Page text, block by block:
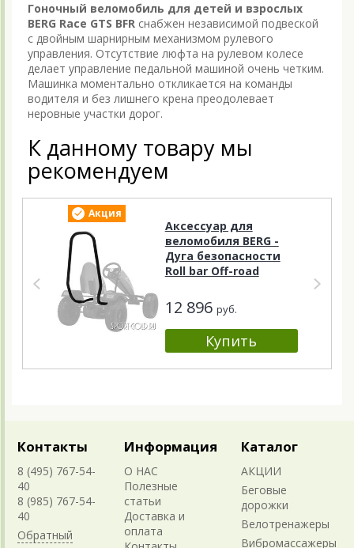
Гоночный веломобиль для детей и взрослых
BERG Race GTS BFR снабжен независимой подвеской
с двойным шарнирным механизмом рулевого
управления. Отсутствие люфта на рулевом колесе
делает управление педальной машиной очень четким.
Машинка моментально откликается на команды
водителя и без лишнего крена преодолевает
неровные участки дорог.
К данному товару мы
рекомендуем
Акция
Аксессуар для
веломобиля BERG -
Дуга безопасности
Roll bar Off-road
12 896 руб.
Контакты
8 (495) 767-54-
40
8 (985) 767-54-
40
Обратный
Информация
О НАС
Полезные
статьи
Доставка и
оплата
Каталог
АКЦИИ
Беговые
дорожки
Велотренажеры
Вибромассажеры